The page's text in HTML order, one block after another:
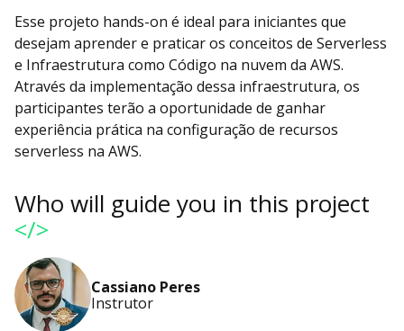
Esse projeto hands-on é ideal para iniciantes que
desejam aprender e praticar os conceitos de Serverless
e Infraestrutura como Código na nuvem da AWS.
Através da implementação dessa infraestrutura, os
participantes terão a oportunidade de ganhar
experiência prática na configuração de recursos
serverless na AWS.
Who will guide you in this project
</>
Cassiano Peres
Instrutor